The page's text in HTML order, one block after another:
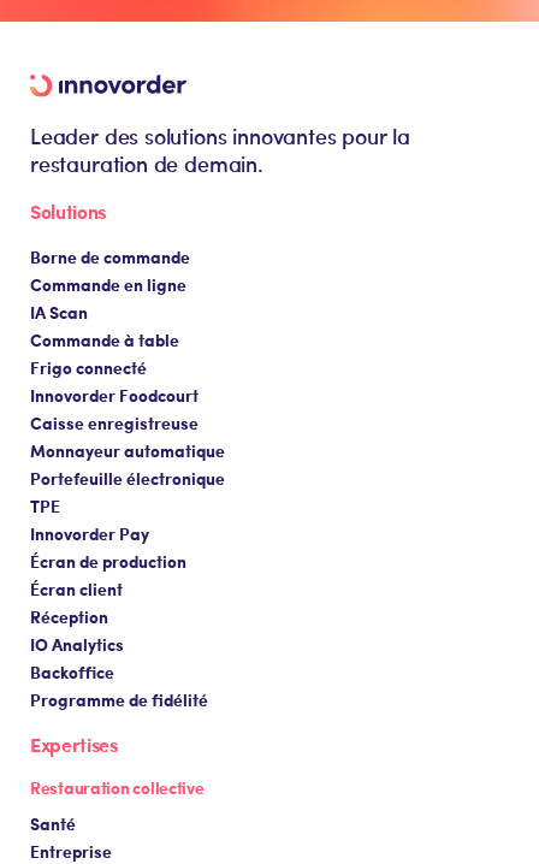
Leader des solutions innovantes pour la
restauration de demain.
Solutions
Borne de commande
Commande en ligne
IA Scan
Commande à table
Frigo connecté
Innovorder Foodcourt
Caisse enregistreuse
Monnayeur automatique
Portefeuille électronique
TPE
Innovorder Pay
Écran de production
Écran client
Réception
IO Analytics
Backoffice
Programme de fidélité
Expertises
Restauration collective
Santé
Entreprise